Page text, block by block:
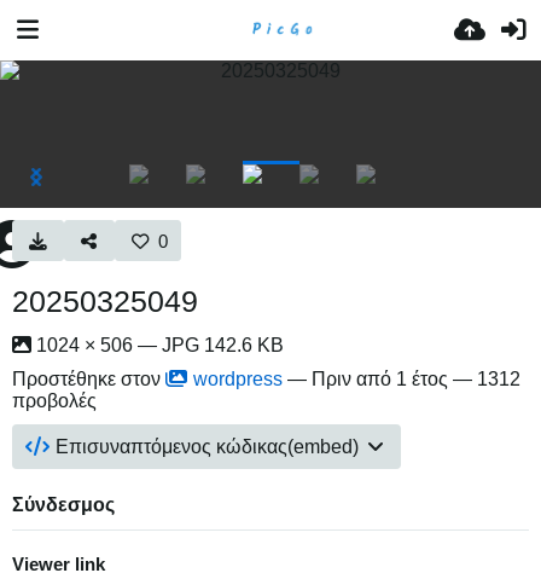
0
20250325049
1024 × 506 — JPG 142.6 KB
Προστέθηκε στον
wordpress — Πριν από 1 έτος — 1312
προβολές
Επισυναπτόμενος κώδικας(embed)
Σύνδεσμος
Viewer link